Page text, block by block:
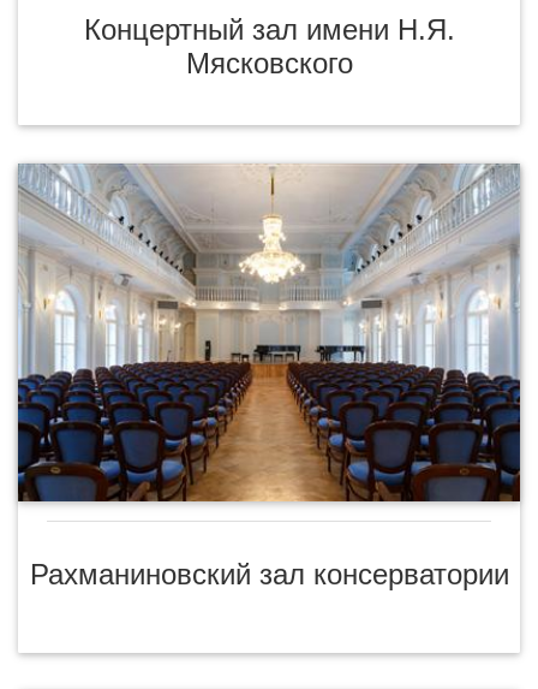
Концертный зал имени Н.Я.
Мясковского
Рахманиновский зал консерватории